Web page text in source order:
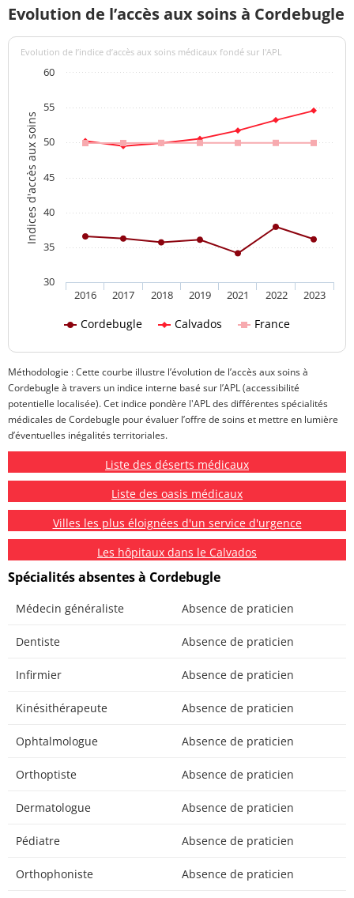
Evolution de l’accès aux soins à Cordebugle
Indices d'accès aux soins
Evolution de l’indice d’accès aux soins médicaux fondé sur l'APL
Cordebugle Calvados France
2016 2017 2018 2019 2021 2022 2023
30
35
40
45
50
55
60
Méthodologie : Cette courbe illustre l’évolution de l’accès aux soins à
Cordebugle à travers un indice interne basé sur l’APL (accessibilité
potentielle localisée). Cet indice pondère l'APL des différentes spécialités
médicales de Cordebugle pour évaluer l’offre de soins et mettre en lumière
d’éventuelles inégalités territoriales.
Liste des déserts médicaux
Liste des oasis médicaux
Villes les plus éloignées d'un service d'urgence
Les hôpitaux dans le Calvados
Spécialités absentes à Cordebugle
Médecin généraliste Absence de praticien
Dentiste Absence de praticien
Infirmier Absence de praticien
Kinésithérapeute Absence de praticien
Ophtalmologue Absence de praticien
Orthoptiste Absence de praticien
Dermatologue Absence de praticien
Pédiatre Absence de praticien
Orthophoniste Absence de praticien